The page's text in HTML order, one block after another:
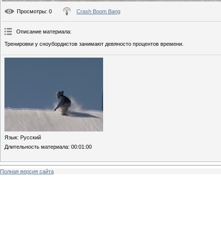
Просмотры: 0 Crash Boom Bang
Описание материала:
Тренировки у сноубордистов занимают девяносто процентов времени.
Язык: Русский
Длительность материала: 00:01:00
Полная версия сайта